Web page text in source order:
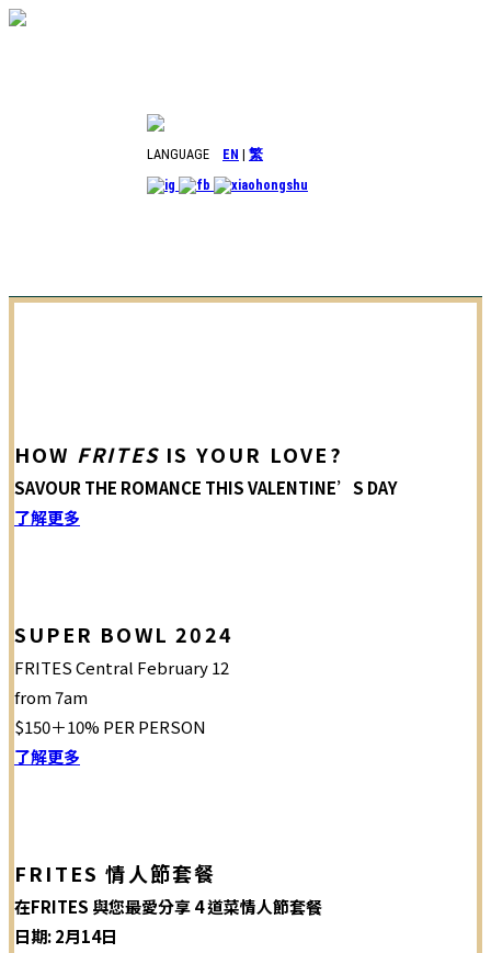
LANGUAGE EN | 繁
HOW FRITES IS YOUR LOVE?
SAVOUR THE ROMANCE THIS VALENTINE’S DAY
了解更多
SUPER BOWL 2024
FRITES Central February 12
from 7am
$150＋10% PER PERSON
了解更多
FRITES 情人節套餐
在FRITES 與您最愛分享 4 道菜情人節套餐
日期: 2月14日